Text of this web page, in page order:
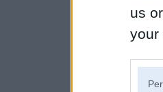
us
your